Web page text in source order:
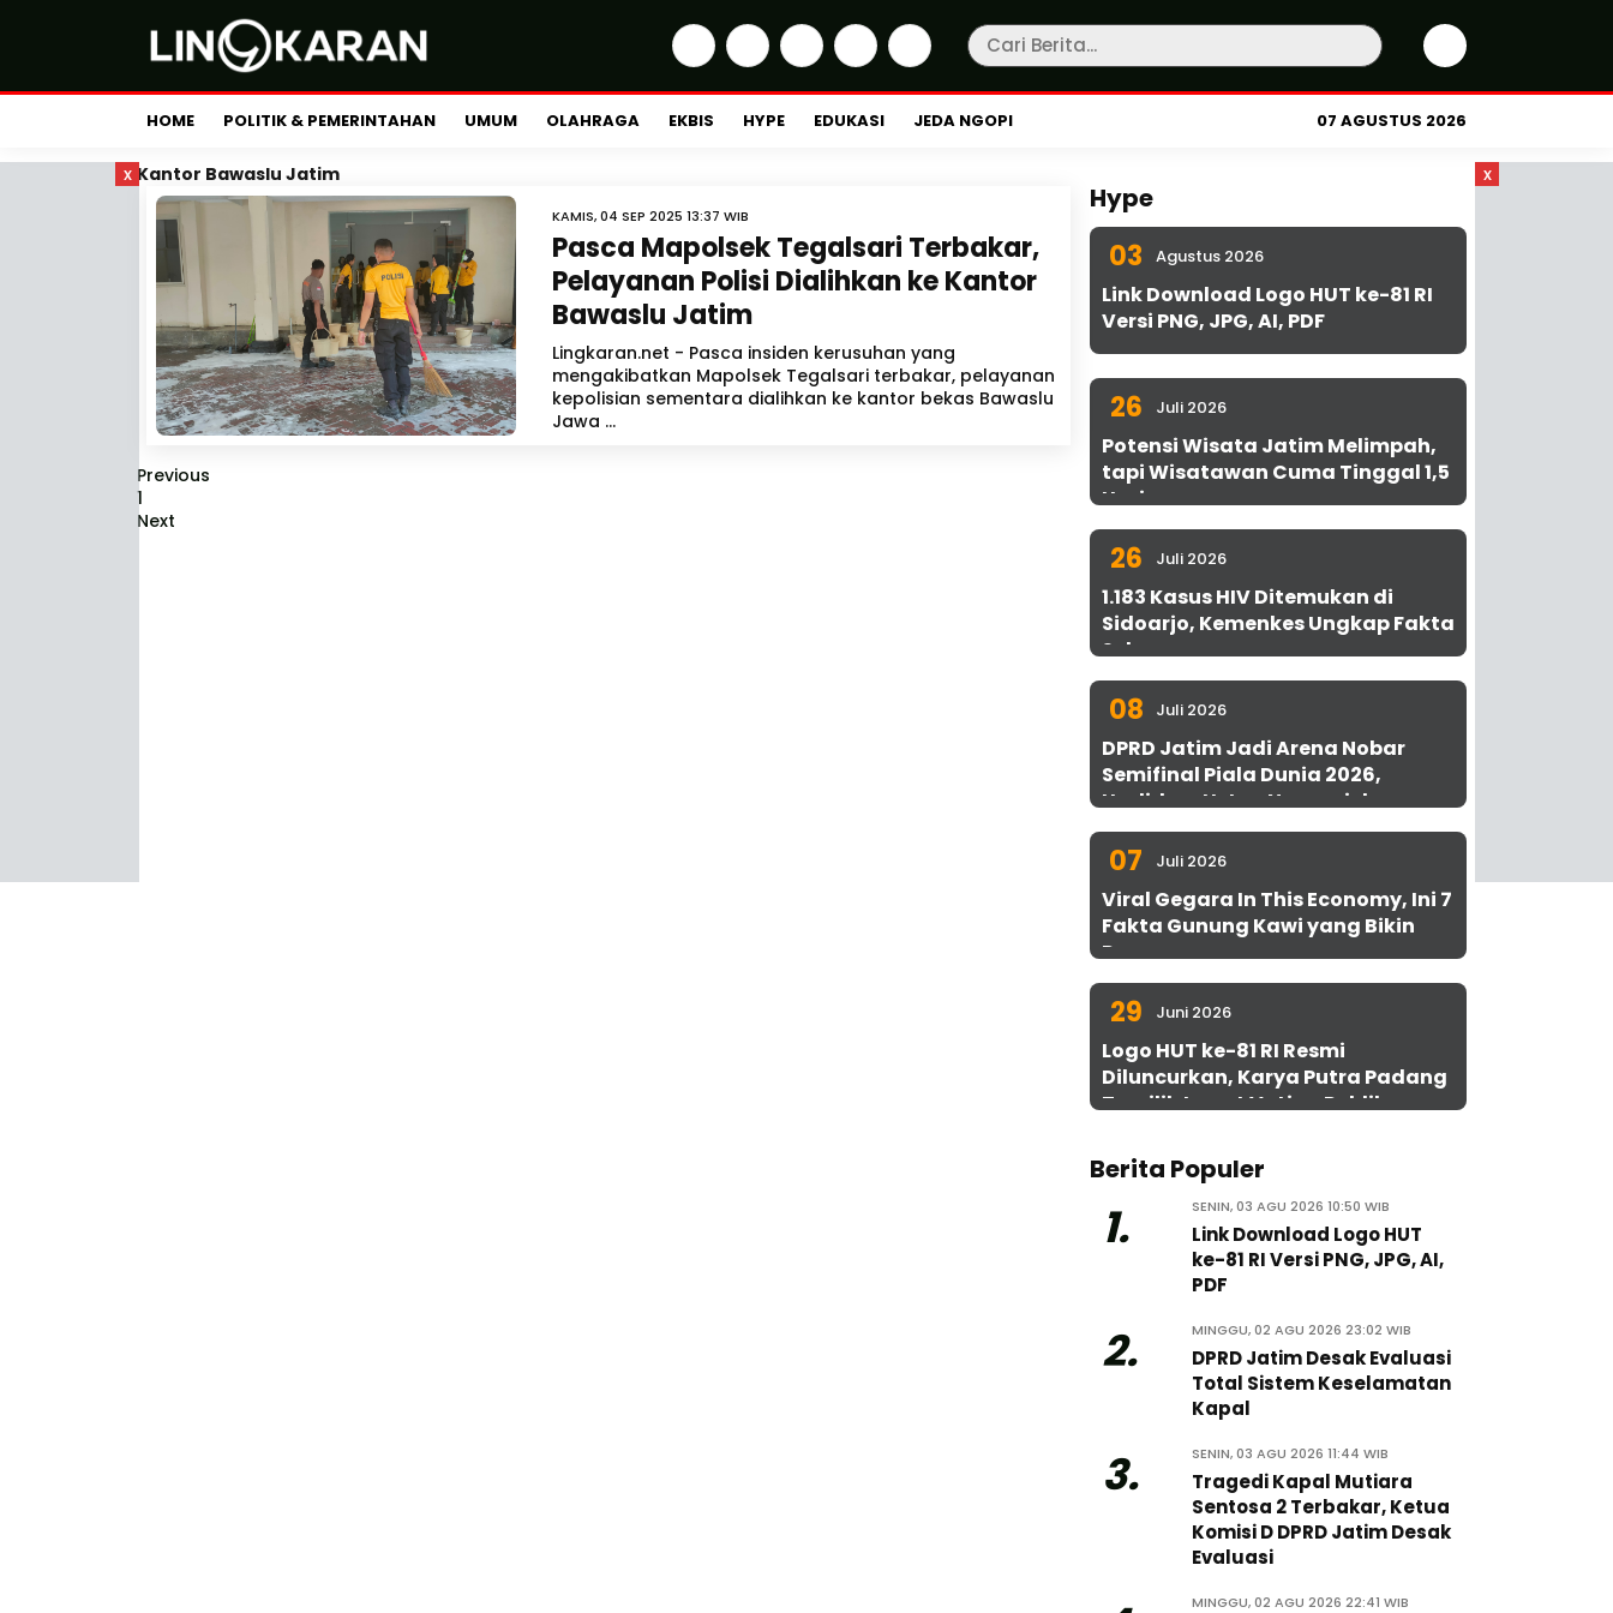
HOME POLITIK & PEMERINTAHAN UMUM OLAHRAGA EKBIS HYPE EDUKASI JEDA NGOPI 07 AGUSTUS 2026
x x
Kantor Bawaslu Jatim
KAMIS, 04 SEP 2025 13:37 WIB
Pasca Mapolsek Tegalsari Terbakar,
Pelayanan Polisi Dialihkan ke Kantor
Bawaslu Jatim
Lingkaran.net - Pasca insiden kerusuhan yang
mengakibatkan Mapolsek Tegalsari terbakar, pelayanan
kepolisian sementara dialihkan ke kantor bekas Bawaslu
Jawa ...
Previous
1
Next
Hype
03 Agustus 2026
Link Download Logo HUT ke-81 RI
Versi PNG, JPG, AI, PDF
26 Juli 2026
Potensi Wisata Jatim Melimpah,
tapi Wisatawan Cuma Tinggal 1,5
Hari
26 Juli 2026
1.183 Kasus HIV Ditemukan di
Sidoarjo, Kemenkes Ungkap Fakta
Sebenarnya
08 Juli 2026
DPRD Jatim Jadi Arena Nobar
Semifinal Piala Dunia 2026,
Hadirkan Uston Nawawi dan
UMKM Gratis untuk 1.000 Warga
07 Juli 2026
Viral Gegara In This Economy, Ini 7
Fakta Gunung Kawi yang Bikin
Penasaran
29 Juni 2026
Logo HUT ke-81 RI Resmi
Diluncurkan, Karya Putra Padang
Terpilih Lewat Voting Publik
Berita Populer
1. SENIN, 03 AGU 2026 10:50 WIB
Link Download Logo HUT
ke-81 RI Versi PNG, JPG, AI,
PDF
2. MINGGU, 02 AGU 2026 23:02 WIB
DPRD Jatim Desak Evaluasi
Total Sistem Keselamatan
Kapal
3. SENIN, 03 AGU 2026 11:44 WIB
Tragedi Kapal Mutiara
Sentosa 2 Terbakar, Ketua
Komisi D DPRD Jatim Desak
Evaluasi
MINGGU, 02 AGU 2026 22:41 WIB